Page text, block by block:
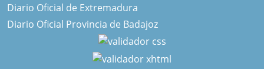
Diario Oficial de Extremadura
Diario Oficial Provincia de Badajoz